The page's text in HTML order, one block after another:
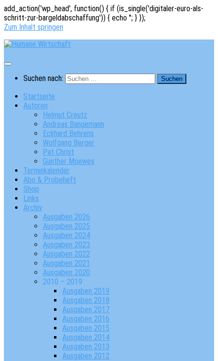
add_action('wp_head', function() { if (is_single('digitaler-euro-als-
schritt-zur-bargeldabschaffung')) { echo ''; } });
Zum Inhalt springen
Suchen nach:
Startseite
Autoren
Helmut Creutz
Andreas Bangemann
Eckhard Behrens
Wolfgang Berger
Pat Christ
Günther Moewes
Terminkalender
Abo & Probeheft
Shop
Links
Archiv
Ausgaben 2026
Ausgaben 2025
Ausgaben 2024
Ausgaben 2023
Ausgaben 2022
Ausgaben 2021
Ausgaben 2020
2010 – 2019
Ausgaben 2019
Ausgaben 2018
Ausgaben 2017
Ausgaben 2016
Ausgaben 2015
Ausgaben 2014
Ausgaben 2013
Ausgaben 2012